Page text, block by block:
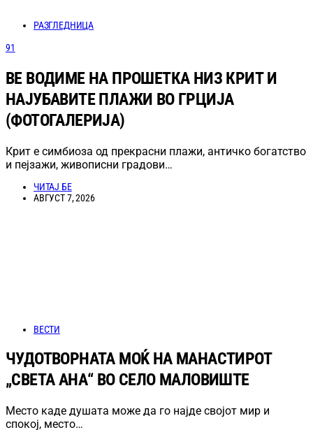
РАЗГЛЕДНИЦА
91
ВЕ ВОДИМЕ НА ПРОШЕТКА НИЗ КРИТ И
НАЈУБАВИТЕ ПЛАЖИ ВО ГРЦИЈА
(ФОТОГАЛЕРИЈА)
Крит е симбиоза од прекрасни плажи, античко богатство
и пејзажи, живописни градови…
ЧИТАЈ БЕ
АВГУСТ 7, 2026
ВЕСТИ
ЧУДОТВОРНАТА МОЌ НА МАНАСТИРОТ
„СВЕТА АНА“ ВО СЕЛО МАЛОВИШТЕ
Место каде душата може да го најде својот мир и
спокој, место…